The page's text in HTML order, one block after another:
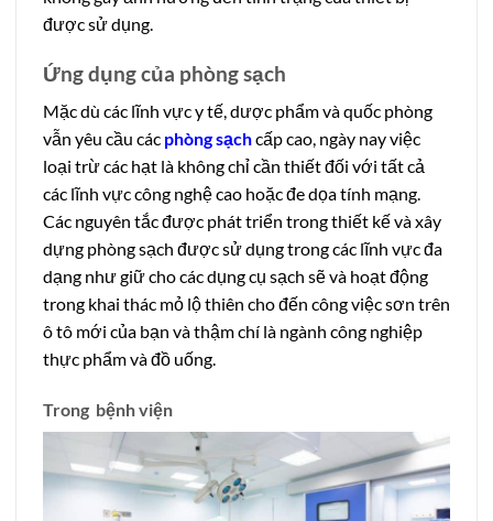
được sử dụng.
Ứng dụng của phòng sạch
Mặc dù các lĩnh vực y tế, dược phẩm và quốc phòng
vẫn yêu cầu các phòng sạchcấp cao, ngày nay việc
loại trừ các hạt là không chỉ cần thiết đối với tất cả
các lĩnh vực công nghệ cao hoặc đe dọa tính mạng.
Các nguyên tắc được phát triển trong thiết kế và xây
dựng phòng sạch được sử dụng trong các lĩnh vực đa
dạng như giữ cho các dụng cụ sạch sẽ và hoạt động
trong khai thác mỏ lộ thiên cho đến công việc sơn trên
ô tô mới của bạn và thậm chí là ngành công nghiệp
thực phẩm và đồ uống.
Trong bệnh viện